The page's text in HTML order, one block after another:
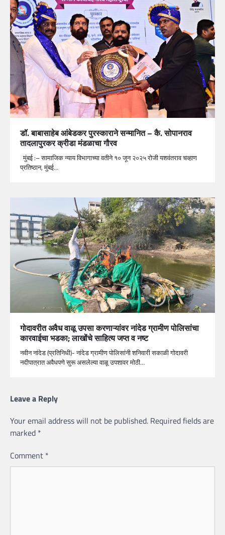
डॉ. बाबासाहेब आंबेडकर पुरस्काराने सन्मानित – कै. सोपानराव
तादलापुरकर क्रीडा मंडळाचा गौरव
मुंबई :– सामाजिक न्याय विभागाच्या वतीने १० जून २०२५ रोजी यशवंतराव चव्हाण
प्रतिष्ठान, मुंबई…
गोदावरीत अवैध वाळू उपसा करणाऱ्यांवर नांदेड ग्रामीण पोलिसांचा
कारवाईचा भडका; लाखोंचे साहित्य जप्त व नष्ट
नवीन नांदेड (प्रतिनिधी)- नांदेड ग्रामीण पोलिसांनी शनिवारी सकाळी गोदावरी
नदीपात्रात अवैधपणे सुरू असलेल्या वाळू उपशावर मोठी…
Leave a Reply
Your email address will not be published. Required fields are
marked *
Comment *